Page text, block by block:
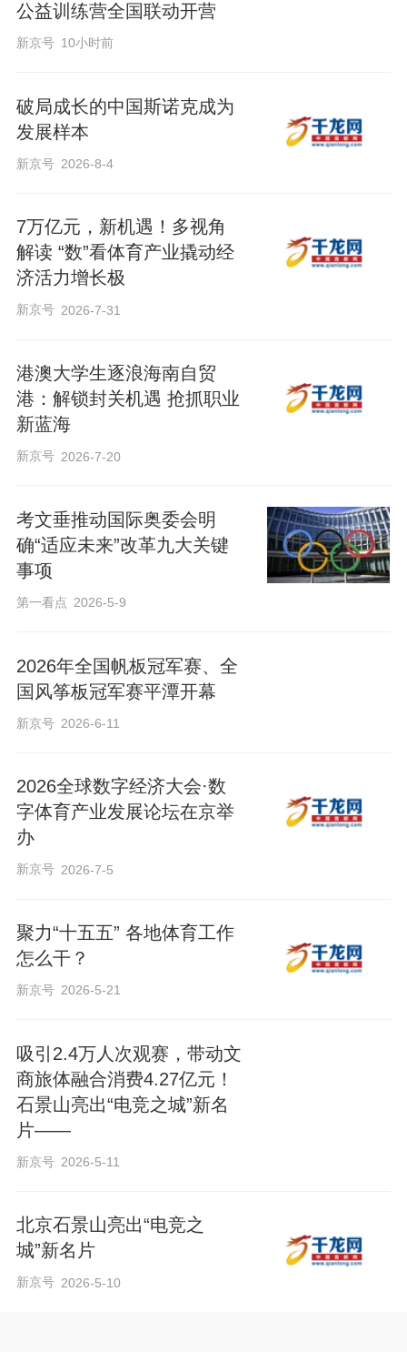
公益训练营全国联动开营
新京号 10小时前
破局成长的中国斯诺克成为
发展样本
新京号 2026-8-4
7万亿元，新机遇！多视角
解读 “数”看体育产业撬动经
济活力增长极
新京号 2026-7-31
港澳大学生逐浪海南自贸
港：解锁封关机遇 抢抓职业
新蓝海
新京号 2026-7-20
考文垂推动国际奥委会明
确“适应未来”改革九大关键
事项
第一看点 2026-5-9
2026年全国帆板冠军赛、全
国风筝板冠军赛平潭开幕
新京号 2026-6-11
2026全球数字经济大会·数
字体育产业发展论坛在京举
办
新京号 2026-7-5
聚力“十五五” 各地体育工作
怎么干？
新京号 2026-5-21
吸引2.4万人次观赛，带动文
商旅体融合消费4.27亿元！
石景山亮出“电竞之城”新名
片——
新京号 2026-5-11
北京石景山亮出“电竞之
城”新名片
新京号 2026-5-10